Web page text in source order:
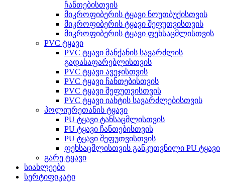
ჩანთებისთვის
მიკროფიბერის ტყავი ნოუთბუქისთვის
მიკროფიბერის ტყავი შეფუთვისთვის
მიკროფიბერის ტყავი ფეხსაცმლისთვის
PVC ტყავი
PVC ტყავი მანქანის სავარძლის
გადასაფარებლისთვის
PVC ტყავი ავეჯისთვის
PVC ტყავი ჩანთებისთვის
PVC ტყავი შეფუთვისთვის
PVC ტყავი იახტის სავარძლებისთვის
პოლიურეთანის ტყავი
PU ტყავი ტანსაცმლისთვის
PU ტყავი ჩანთებისთვის
PU ტყავი შეფუთვისთვის
ფეხსაცმლისთვის განკუთვნილი PU ტყავი
გარე ტყავი
სიახლეები
სერტიფიკატი